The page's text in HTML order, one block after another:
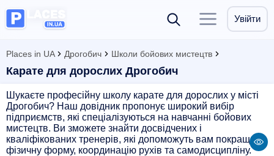
Увійти
Places in UA Дрогобич Школи бойових мистецтв
Карате для дорослих Дрогобич
Шукаєте професійну школу карате для дорослих у місті
Дрогобич? Наш довідник пропонує широкий вибір
підприємств, які спеціалізуються на навчанні бойових
мистецтв. Ви зможете знайти досвідчених і
кваліфікованих тренерів, які допоможуть вам покращити
фізичну форму, координацію рухів та самодисципліну.